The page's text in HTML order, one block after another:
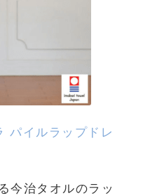
イルラップドレ
今治タオルのラッ